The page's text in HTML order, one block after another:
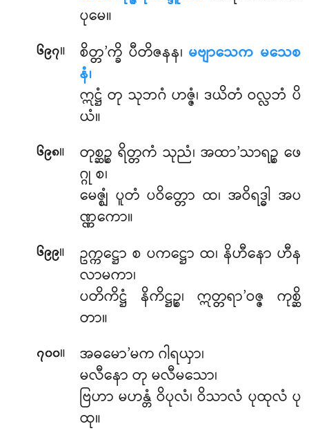
ပုမေ။
၆၉၇။ စိတ္တ’က္ခိ ပီတိဇနန၊မဗျာသေက မသေစ
နံ၊
ဣဋ္ဌံ တု သုဘဂံ ဟဇ္ဇံ၊ ဒယိတံ ဝလ္လဘံ ပိ
ယံ။
၆၉၈။
တုစ္ဆဉ္စ ရိတ္တကံ သုညံ၊ အထာ’သာရဉ္စ ဖေ
ဂ္ဂု စ၊
မေဇ္ဈံ ပူတံ ပဝိတ္တော ထ၊ အဝိရဒ္ဓါ အပ
ဏ္ဏကော။
၆၉၉။
ဥက္ကဋ္ဌော စ ပကဋ္ဌော ထ၊ နိဟီနော ဟီန
လာမကာ၊
ပတိကိဋ္ဌံ နိကိဋ္ဌဉ္စ၊ ဣတ္တရာ’ဝဇ္ဇ ကုစ္ဆိ
တာ။
၇၀၀။
အဓမော’မက ဂါရယှာ၊
မလီနော တု မလီမသော၊
ဗြဟာ မဟန္တံ ဝိပုလံ၊ ဝိသာလံ ပုထုလံ ပု
ထု။